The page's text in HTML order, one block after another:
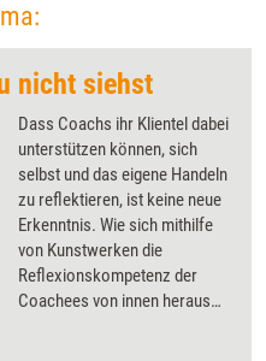
nicht siehst
Dass Coachs ihr Klientel dabei
unterstützen können, sich
selbst und das eigene Handeln
zu reflektieren, ist keine neue
Erkenntnis. Wie sich mithilfe
von Kunstwerken die
Reflexionskompetenz der
Coachees von innen heraus